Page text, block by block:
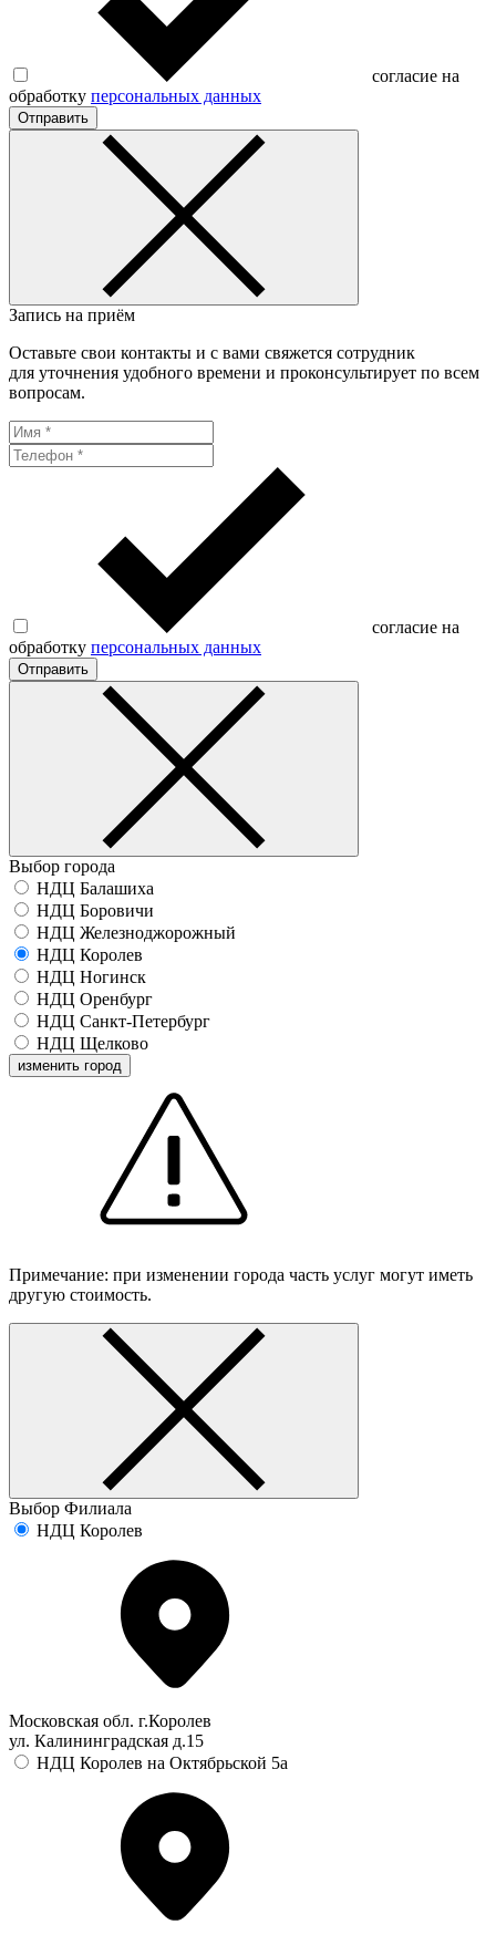
согласие на
обработку персональных данных
Отправить
Запись на приём
Оставьте свои контакты и с вами свяжется сотрудник
для уточнения удобного времени и проконсультирует по всем
вопросам.
согласие на
обработку персональных данных
Отправить
Выбор города
НДЦ Балашиха
НДЦ Боровичи
НДЦ Железноджорожный
НДЦ Королев
НДЦ Ногинск
НДЦ Оренбург
НДЦ Санкт-Петербург
НДЦ Щелково
изменить город
Примечание: при изменении города часть услуг могут иметь
другую стоимость.
Выбор Филиала
НДЦ Королев
Московская обл. г.Королев
ул. Калининградская д.15
НДЦ Королев на Октябрьской 5а